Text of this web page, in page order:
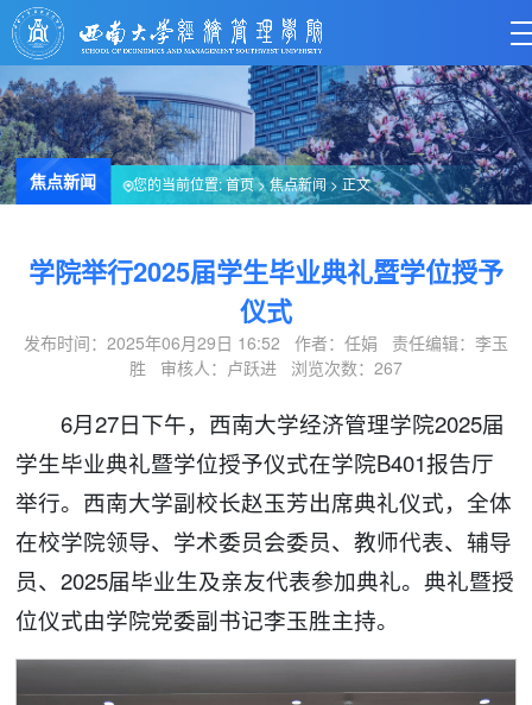
焦点新闻 您的当前位置:首页>焦点新闻> 正文
学院举行2025届学生毕业典礼暨学位授予
仪式
发布时间：2025年06月29日 16:52 作者：任娟 责任编辑：李玉
胜 审核人：卢跃进 浏览次数： 267
6月27日下午，西南大学经济管理学院2025届
学生毕业典礼暨学位授予仪式在学院B401报告厅
举行。西南大学副校长赵玉芳出席典礼仪式，全体
在校学院领导、学术委员会委员、教师代表、辅导
员、2025届毕业生及亲友代表参加典礼。典礼暨授
位仪式由学院党委副书记李玉胜主持。